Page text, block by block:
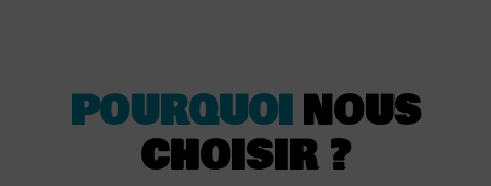
POURQUOINOUS
CHOISIR ?